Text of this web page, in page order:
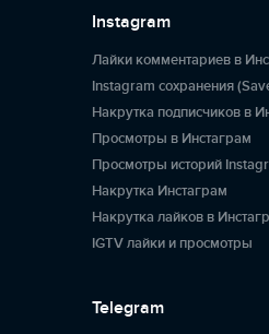
Instagram
Лайки комментариев в
Instagram сохранения
Накрутка подписчиков в
Просмотры в Инстаграм
Просмотры историй
Накрутка Инстаграм
Накрутка лайков в
IGTV лайки и просмотры
Telegram